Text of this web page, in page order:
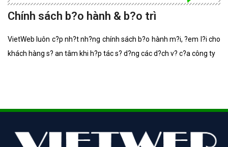
Chính sách b?o hành & b?o trì
VietWeb luôn c?p nh?t nh?ng chính sách b?o hành m?i, ?em l?i cho
khách hàng s? an tâm khi h?p tác s? d?ng các d?ch v? c?a công ty